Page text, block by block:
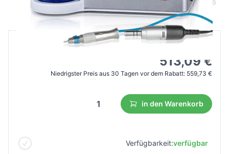
Endverbraucherpreis
932,89 €
513,09 €
Niedrigster Preis aus 30 Tagen vor dem Rabatt: 559,73 €
in den Warenkorb
Verfügbarkeit:verfügbar